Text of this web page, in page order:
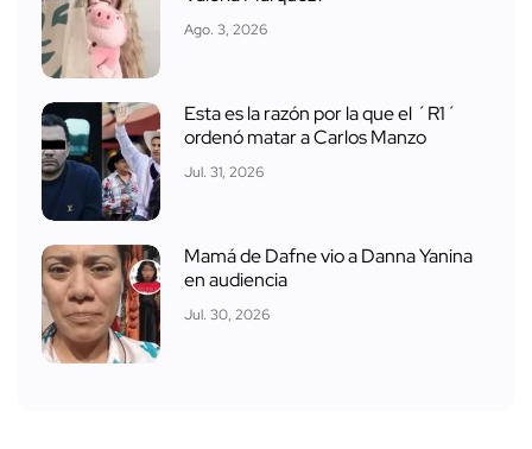
Ago. 3, 2026
Esta es la razón por la que el ´R1´
ordenó matar a Carlos Manzo
Jul. 31, 2026
Mamá de Dafne vio a Danna Yanina
en audiencia
Jul. 30, 2026